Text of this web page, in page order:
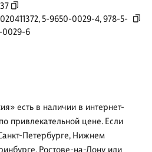
,5-9650-0029-4,978-5-
0029-6
есть в наличии в интернет-
привлекательной цене. Если
Петербурге, Нижнем
Ростове-на-Дону или